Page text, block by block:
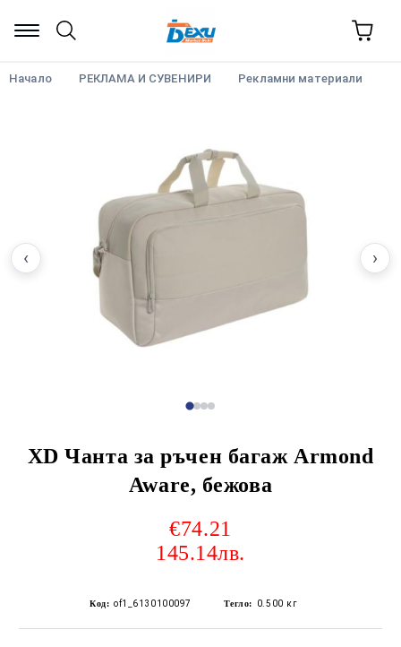
Начало РЕКЛАМА И СУВЕНИРИ Рекламни материали
XD Чанта за ръчен багаж Armond
Aware, бежова
€74.21
145.14лв.
Код: of1_6130100097 Тегло: 0.500 кг
‹ ›